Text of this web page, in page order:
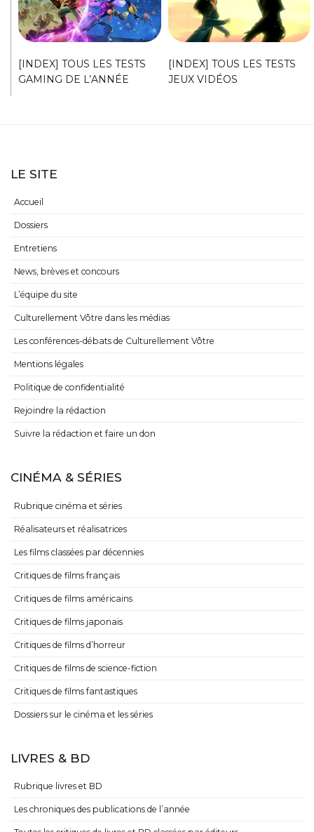
[INDEX] TOUS LES TESTS
GAMING DE L’ANNÉE
[INDEX] TOUS LES TESTS
JEUX VIDÉOS
LE SITE
Accueil
Dossiers
Entretiens
News, brèves et concours
L’équipe du site
Culturellement Vôtre dans les médias
Les conférences-débats de Culturellement Vôtre
Mentions légales
Politique de confidentialité
Rejoindre la rédaction
Suivre la rédaction et faire un don
CINÉMA & SÉRIES
Rubrique cinéma et séries
Réalisateurs et réalisatrices
Les films classées par décennies
Critiques de films français
Critiques de films américains
Critiques de films japonais
Critiques de films d’horreur
Critiques de films de science-fiction
Critiques de films fantastiques
Dossiers sur le cinéma et les séries
LIVRES & BD
Rubrique livres et BD
Les chroniques des publications de l’année